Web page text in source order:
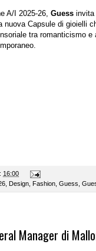
A/I 2025-26, Guess invita
nuova Capsule di gioielli
tra romanticismo
16:00
, Design, Fashion, Guess,
Manager di